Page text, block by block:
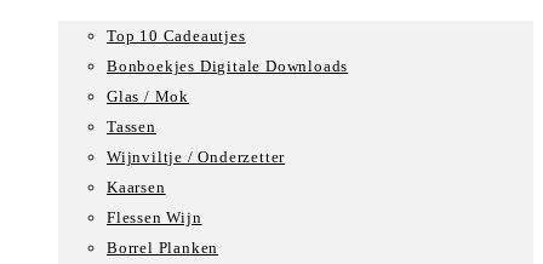
Top 10 Cadeautjes
Bonboekjes Digitale Downloads
Glas / Mok
Tassen
Wijnviltje / Onderzetter
Kaarsen
Flessen Wijn
Borrel Planken